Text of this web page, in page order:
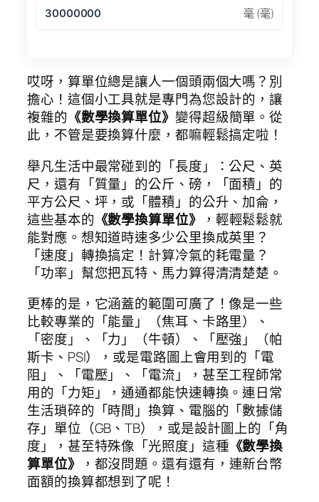
30000000 毫 (毫)
哎呀，算單位總是讓人一個頭兩個大嗎？別
擔心！這個小工具就是專門為您設計的，讓
複雜的 《數學換算單位》 變得超級簡單。從
此，不管是要換算什麼，都嘛輕鬆搞定啦！
舉凡生活中最常碰到的「長度」：公尺、英
尺，還有「質量」的公斤、磅，「面積」的
平方公尺、坪，或「體積」的公升、加侖，
這些基本的 《數學換算單位》
，輕輕鬆鬆就
能對應。想知道時速多少公里換成英里？
「速度」轉換搞定！計算冷氣的耗電量？
「功率」幫您把瓦特、馬力算得清清楚楚。
更棒的是，它涵蓋的範圍可廣了！像是一些
比較專業的「能量」（焦耳、卡路里）、
「密度」、「力」（牛頓）、「壓強」（帕
斯卡、PSI），或是電路圖上會用到的「電
阻」、「電壓」、「電流」，甚至工程師常
用的「力矩」，通通都能快速轉換。連日常
生活瑣碎的「時間」換算、電腦的「數據儲
存」單位（GB、TB），或是設計圖上的「角
度」，甚至特殊像「光照度」這種 《數學換
算單位》
，都沒問題。還有還有，連新台幣
面額的換算都想到了呢！